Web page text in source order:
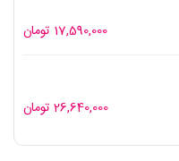
17,590,000 تومان
26,640,000 تومان